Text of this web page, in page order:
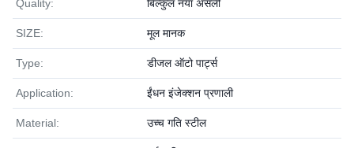
Quality: बिल्कुल नया असली
SIZE: मूल मानक
Type: डीजल ऑटो पार्ट्स
Application: ईंधन इंजेक्शन प्रणाली
Material: उच्च गति स्टील